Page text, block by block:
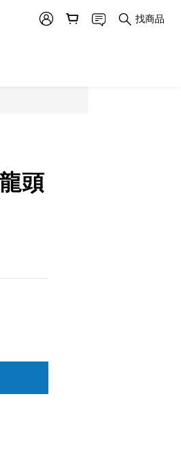
找商品
頭